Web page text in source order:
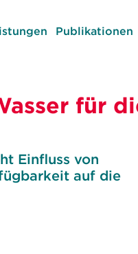
Publikationen
für
Einfluss von
auf die